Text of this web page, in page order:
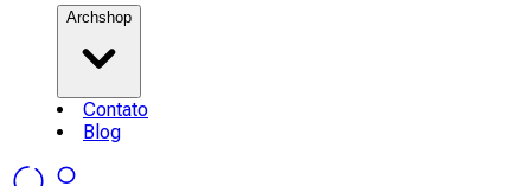
Archshop
Contato
Blog